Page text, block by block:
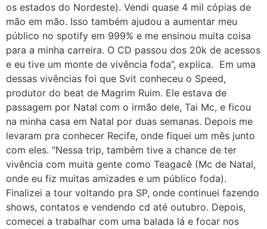
os estados do Nordeste). Vendi quase 4 mil cópias de
mão em mão. Isso também ajudou a aumentar meu
público no spotify em 999% e me ensinou muita coisa
para a minha carreira. O CD passou dos 20k de acessos
e eu tive um monte de vivência foda”, explica. Em uma
dessas vivências foi que Svit conheceu o Speed,
produtor do beat de Magrim Ruim. Ele estava de
passagem por Natal com o irmão dele, Tai Mc, e ficou
na minha casa em Natal por duas semanas. Depois me
levaram pra conhecer Recife, onde fiquei um mês junto
com eles. “Nessa trip, também tive a chance de ter
vivência com muita gente como Teagacê (Mc de Natal,
onde eu fiz muitas amizades e um público foda).
Finalizei a tour voltando pra SP, onde continuei fazendo
shows, contatos e vendendo cd até outubro. Depois,
comecei a trabalhar com uma balada lá e focar nos